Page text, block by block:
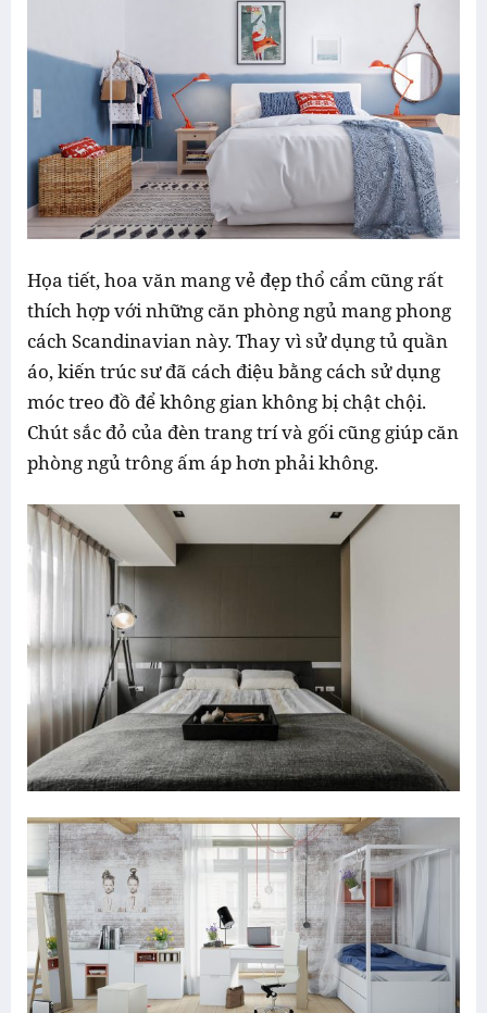
Họa tiết, hoa văn mang vẻ đẹp thổ cẩm cũng rất
thích hợp với những căn phòng ngủ mang phong
cách Scandinavian này. Thay vì sử dụng tủ quần
áo, kiến trúc sư đã cách điệu bằng cách sử dụng
móc treo đồ để không gian không bị chật chội.
Chút sắc đỏ của đèn trang trí và gối cũng giúp căn
phòng ngủ trông ấm áp hơn phải không.